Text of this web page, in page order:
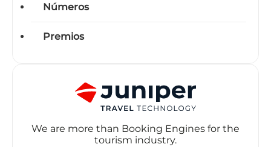
Números
Premios
We are more than Booking Engines for the
tourism industry.